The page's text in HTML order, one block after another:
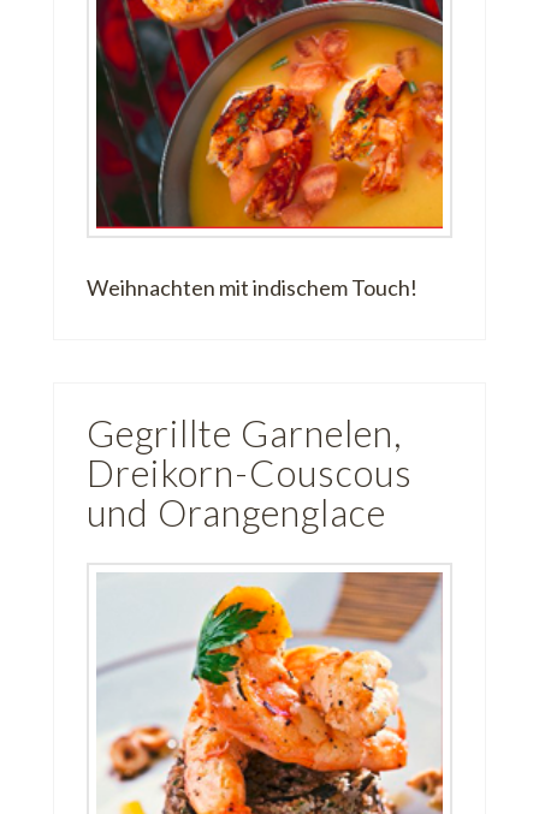
Weihnachten mit indischem Touch!
Gegrillte Garnelen,
Dreikorn-Couscous
und Orangenglace